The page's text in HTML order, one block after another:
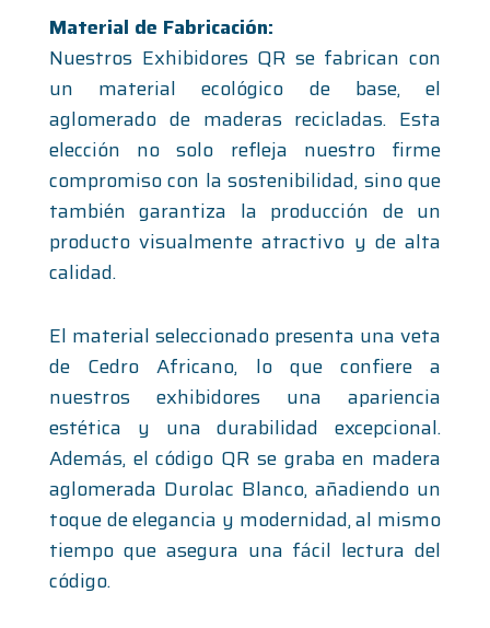
Material de Fabricación:
Nuestros Exhibidores QR se fabrican con
un material ecológico de base, el
aglomerado de maderas recicladas. Esta
elección no solo refleja nuestro firme
compromiso con la sostenibilidad, sino que
también garantiza la producción de un
producto visualmente atractivo y de alta
calidad.
El material seleccionado presenta una veta
de Cedro Africano, lo que confiere a
nuestros exhibidores una apariencia
estética y una durabilidad excepcional.
Además, el código QR se graba en madera
aglomerada Durolac Blanco, añadiendo un
toque de elegancia y modernidad, al mismo
tiempo que asegura una fácil lectura del
código.